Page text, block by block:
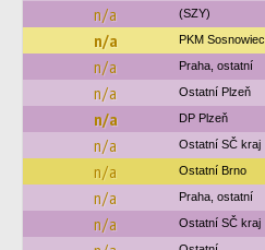
n/a (SZY)
n/a PKM Sosnowiec
n/a Praha, ostatní
n/a Ostatní Plzeň
n/a DP Plzeň
n/a Ostatní SČ kraj
n/a Ostatní Brno
n/a Praha, ostatní
n/a Ostatní SČ kraj